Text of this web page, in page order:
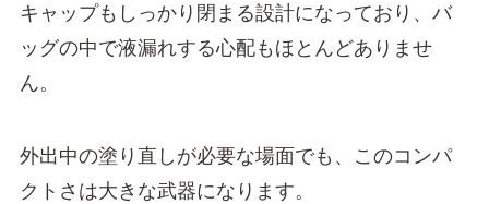
キャップもしっかり閉まる設計になっており、バ
ッグの中で液漏れする心配もほとんどありませ
ん。
外出中の塗り直しが必要な場面でも、このコンパ
クトさは大きな武器になります。